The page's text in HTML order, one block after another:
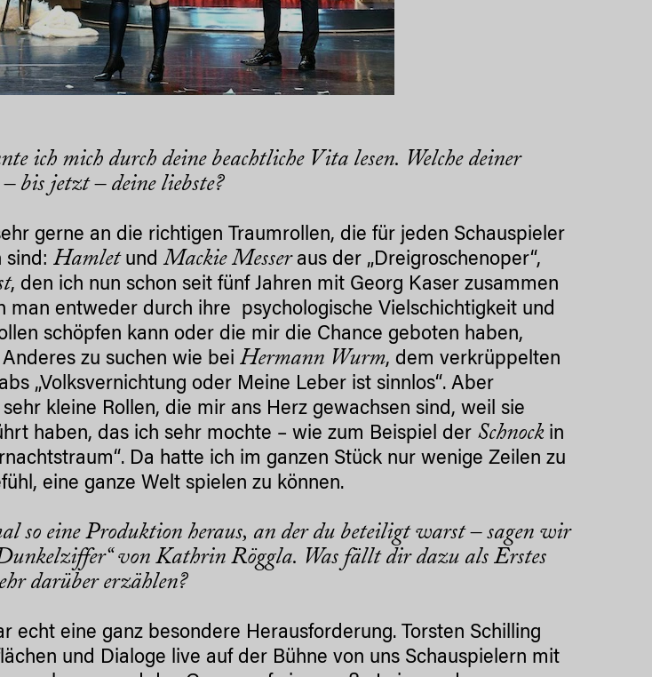
ich mich durch deine beachtliche Vita lesen. Welche deiner
bis jetzt – deine liebste?
gerne an die richtigen Traumrollen, die für jeden Schauspieler
sind:Hamlet undMackie Messer aus der „Dreigroschenoper“,
, den ich nun schon seit fünf Jahren mit Georg Kaser zusammen
man entweder durch ihre psychologische Vielschichtigkeit und
schöpfen kann oder die mir die Chance geboten haben,
zu suchen wie beiHermann Wurm, dem verkrüppelten
„Volksvernichtung oder Meine Leber ist sinnlos“. Aber
kleine Rollen, die mir ans Herz gewachsen sind, weil sie
haben, das ich sehr mochte – wie zum Beispiel der Schnock in
Da hatte ich im ganzen Stück nur wenige Zeilen zu
eine ganze Welt spielen zu können.
so eine Produktion heraus, an der du beteiligt warst – sagen wir
von Kathrin Röggla. Was fällt dir dazu als Erstes
darüber erzählen?
echt eine ganz besondere Herausforderung. Torsten Schilling
und Dialoge live auf der Bühne von uns Schauspielern mit